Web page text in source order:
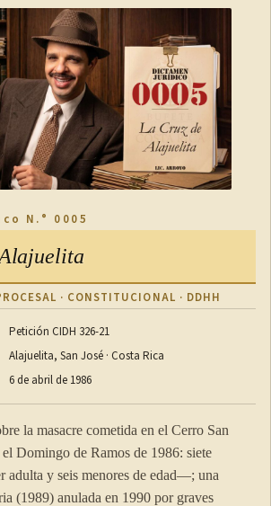
necesaria para salvaguardar
9-1-1 no podrá utilizar ningún
las comunicaciones ni violar la
excepto si lo usa únicamente
telefónico o aplicación de la cual se
de abril del 2018)
N.° 0005
· CONSTITUCIONAL · DDHH
Petición CIDH 326-21
Alajuelita, San José · Costa Rica
6 de abril de 1986
la masacre cometida en el Cerro San
Domingo de Ramos de 1986: siete
y seis menores de edad—; una
(1989) anulada en 1990 por graves